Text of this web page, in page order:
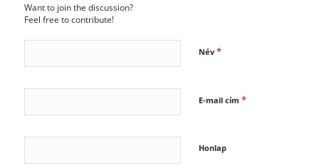
Want to join the discussion?
Feel free to contribute!
Név *
E-mail cím *
Honlap